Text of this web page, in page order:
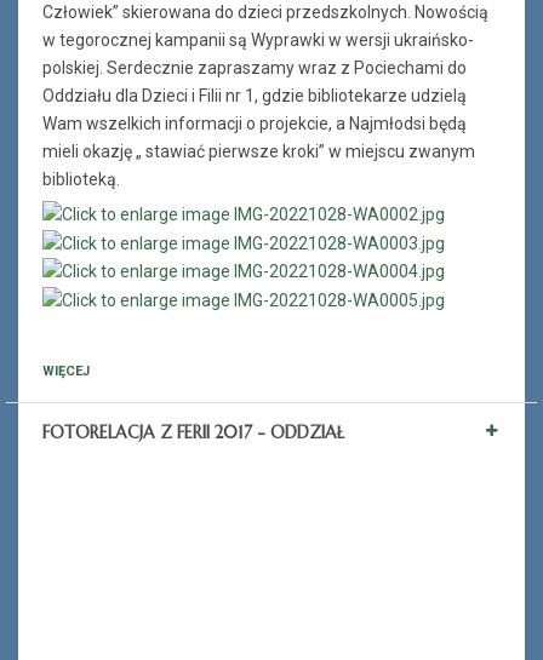
Człowiek” skierowana do dzieci przedszkolnych. Nowością
w tegorocznej kampanii są Wyprawki w wersji ukraińsko-
polskiej. Serdecznie zapraszamy wraz z Pociechami do
Oddziału dla Dzieci i Filii nr 1, gdzie bibliotekarze udzielą
Wam wszelkich informacji o projekcie, a Najmłodsi będą
mieli okazję „ stawiać pierwsze kroki” w miejscu zwanym
biblioteką.
WIĘCEJ
FOTORELACJA Z FERII 2017 - ODDZIAŁ